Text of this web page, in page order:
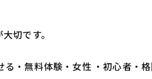
切です。
・無料体験・女性 ・初心者・